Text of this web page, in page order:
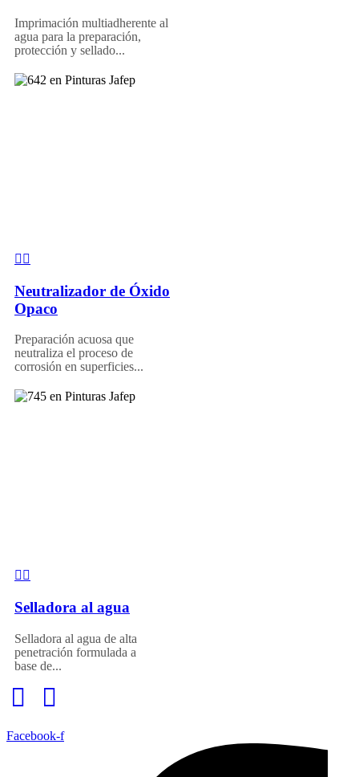
Imprimación multiadherente al
agua para la preparación,
protección y sellado...
Neutralizador de Óxido
Opaco
Preparación acuosa que
neutraliza el proceso de
corrosión en superficies...
Selladora al agua
Selladora al agua de alta
penetración formulada a
base de...
Facebook-f